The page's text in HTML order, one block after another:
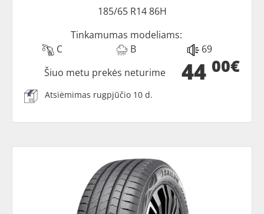
185/65 R14 86H
Tinkamumas modeliams:
C
B 69
44 00€
Šiuo metu prekės neturime
Atsiėmimas rugpjūčio 10 d.